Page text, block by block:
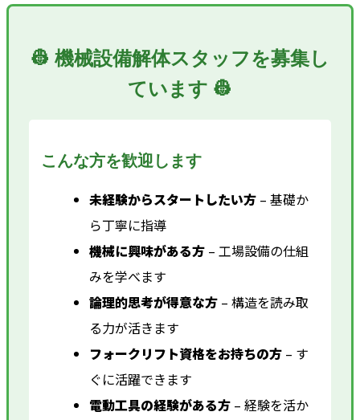
👷 機械設備解体スタッフを募集し
ています 👷
こんな方を歓迎します
未経験からスタートしたい方 – 基礎か
ら丁寧に指導
機械に興味がある方 – 工場設備の仕組
みを学べます
論理的思考が得意な方 – 構造を読み取
る力が活きます
フォークリフト資格をお持ちの方 – す
ぐに活躍できます
電動工具の経験がある方 – 経験を活か